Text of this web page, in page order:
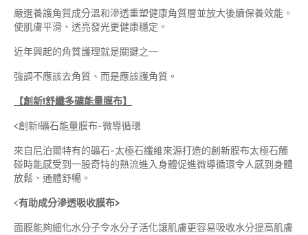
嚴選養護角質成分溫和滲透重塑健康角質層並放大後續保養效能。
使肌膚平滑、透亮發光更健康穩定。
近年興起的角質護理就是關鍵之一
強調不應該去角質、而是應該護角質。
【創新!舒纖多礦能量膜布】
<創新!礦石能量膜布-微導循環
來自尼泊爾特有的礦石-太極石纖維來源打造的創新膜布太極石觸
碰時能感受到一股奇特的熱流進入身體促進微導循環令人感到身體
放鬆、通體舒暢。
<有助成分滲透吸收膜布>
面膜能夠細化水分子令水分子活化讓肌膚更容易吸收水分提高肌膚